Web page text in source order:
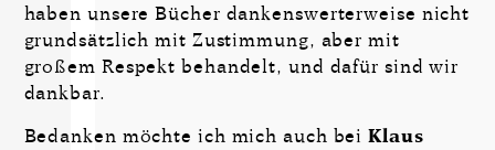
haben unsere Bücher dankenswerterweise nicht
grundsätzlich mit Zustimmung, aber mit
großem Respekt behandelt, und dafür sind wir
dankbar.
Bedanken möchte ich mich auch beiKlaus